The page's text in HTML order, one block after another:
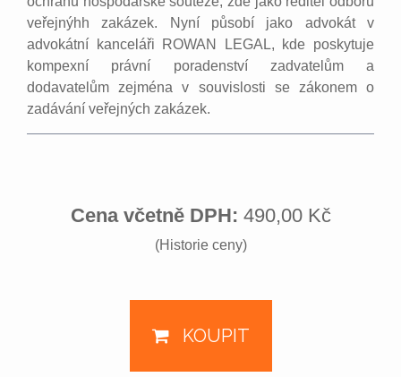
veřejnýhh zakázek. Nyní působí jako advokát v
advokátní kanceláři ROWAN LEGAL, kde poskytuje
kompexní právní poradenství zadvatelům a
dodavatelům zejména v souvislosti se zákonem o
zadávání veřejných zakázek.
Cena včetně DPH: 490,00 Kč
(Historie ceny)
KOUPIT